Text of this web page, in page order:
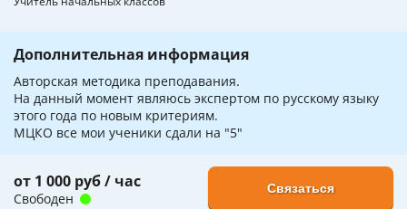
Дополнительная информация
Авторская методика преподавания.
На данный момент являюсь экспертом по русскому языку
этого года по новым критериям.
МЦКО все мои ученики сдали на "5"
от 1 000 руб / час
Свободен
Связаться